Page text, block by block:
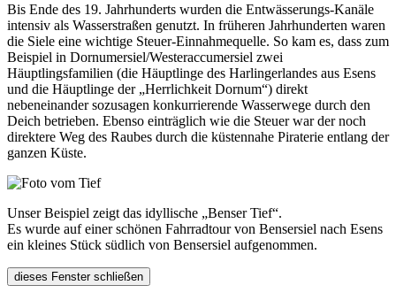
Bis Ende des 19. Jahrhunderts wurden die Entwässerungs-Kanäle
intensiv als Wasserstraßen genutzt. In früheren Jahrhunderten waren
die Siele eine wichtige Steuer-Einnahmequelle. So kam es, dass zum
Beispiel in Dornumersiel/Westeraccumersiel zwei
Häuptlingsfamilien (die Häuptlinge des Harlingerlandes aus Esens
und die Häuptlinge der „Herrlichkeit Dornum“) direkt
nebeneinander sozusagen konkurrierende Wasserwege durch den
Deich betrieben. Ebenso einträglich wie die Steuer war der noch
direktere Weg des Raubes durch die küstennahe Piraterie entlang der
ganzen Küste.
Unser Beispiel zeigt das idyllische „Benser Tief“.
Es wurde auf einer schönen Fahrradtour von Bensersiel nach Esens
ein kleines Stück südlich von Bensersiel aufgenommen.
dieses Fenster schließen